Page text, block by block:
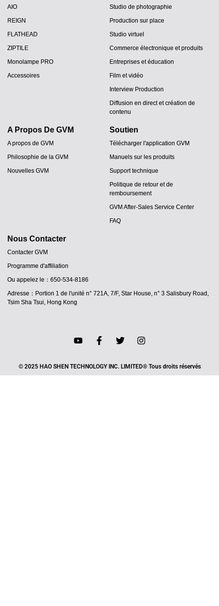
AIO
REIGN
FLATHEAD
ZIPTILE
Monolampe PRO
Accessoires
Studio de photographie
Production sur place
Studio virtuel
Commerce électronique et produits
Entreprises et éducation
Film et vidéo
Interview Production
Diffusion en direct et création de
contenu
A Propos De GVM
A propos de GVM
Philosophie de la GVM
Nouvelles GVM
Soutien
Télécharger l'application GVM
Manuels sur les produits
Support technique
Politique de retour et de
remboursement
GVM After-Sales Service Center
FAQ
Nous Contacter
Contacter GVM
Programme d'affiliation
Ou appelez le：650-534-8186
Adresse：Portion 1 de l'unité n° 721A, 7/F, Star House, n° 3 Salisbury Road,
Tsim Sha Tsui, Hong Kong
© 2025 HAO SHEN TECHNOLOGY INC. LIMITED® Tous droits réservés